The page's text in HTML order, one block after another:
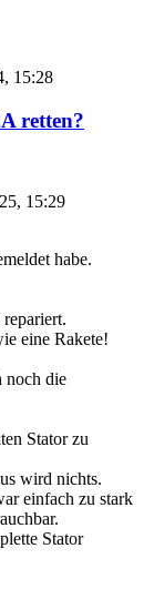
15:28
retten?
15:29
habe.
eine Rakete!
noch die
Stator zu
wird nichts.
einfach zu stark
Stator